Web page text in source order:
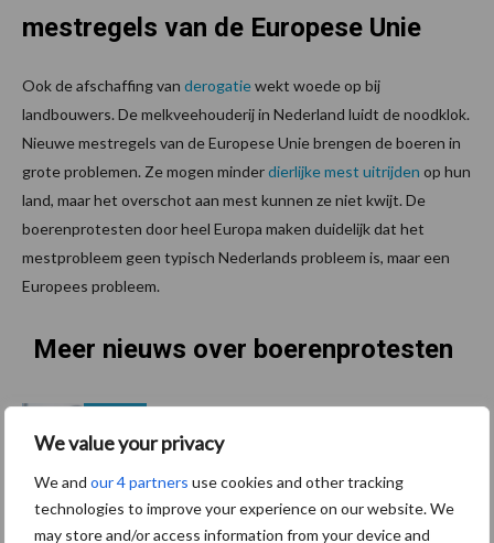
We value your privacy
We and our 4 partners use cookies and other tracking
technologies to improve your experience on our website. We
may store and/or access information from your device and
mestregels van de Europese Unie
Ook de afschaffing van derogatiewekt woede op bij
landbouwers. De melkveehouderij in Nederland luidt de noodklok.
Nieuwe mestregels van de Europese Unie brengen de boeren in
grote problemen. Ze mogen minderdierlijke mest uitrijden op hun
land, maar het overschot aan mest kunnen ze niet kwijt. De
boerenprotesten door heel Europa maken duidelijk dat het
mestprobleem geen typisch Nederlands probleem is, maar een
Europees probleem.
Meer nieuws over boerenprotesten
onder de loep